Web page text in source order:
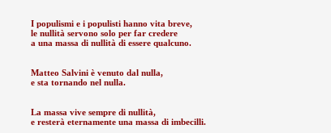
I populismi e i populisti hanno vita breve,
le nullità servono solo per far credere
a una massa di nullità di essere qualcuno.
Matteo Salvini è venuto dal nulla,
e sta tornando nel nulla.
La massa vive sempre di nullità,
e resterà eternamente una massa di imbecilli.